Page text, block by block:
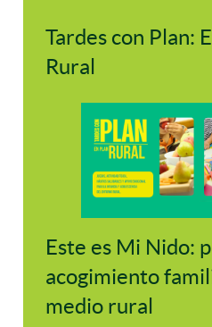
Tardes con Plan:
Rural
Este es Mi Nido:
acogimiento
medio rural